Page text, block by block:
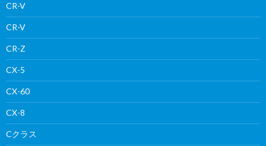
CR-V
CR-V
CR-Z
CX-5
CX-60
CX-8
Cクラス